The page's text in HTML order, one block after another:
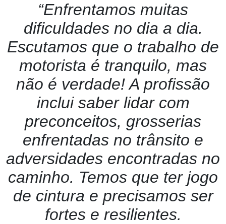
“Enfrentamos muitas
dificuldades no dia a dia.
Escutamos que o trabalho de
motorista é tranquilo, mas
não é verdade! A profissão
inclui saber lidar com
preconceitos, grosserias
enfrentadas no trânsito e
adversidades encontradas no
caminho. Temos que ter jogo
de cintura e precisamos ser
fortes e resilientes.